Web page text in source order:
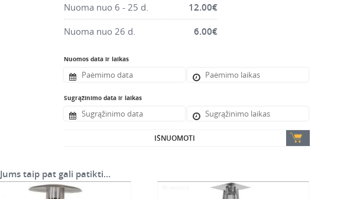
Nuoma nuo 6 - 25 d. 12.00€
Nuoma nuo 26 d. 6.00€
Nuomos data ir laikas
Sugrąžinimo data ir laikas
IŠNUOMOTI
Jums taip pat gali patikti…